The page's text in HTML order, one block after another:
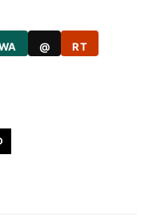
@ RT